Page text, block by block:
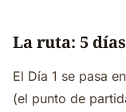
La ruta: 5
El Día 1 se pasa
(el punto de